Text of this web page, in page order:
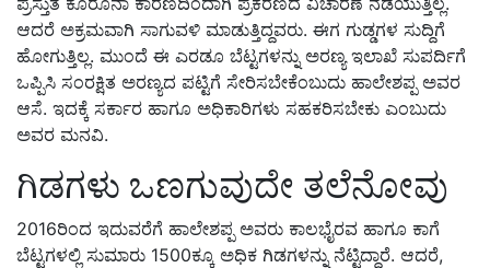
ಆದರೆ ಅಕ್ರಮವಾಗಿ ಸಾಗುವಳಿ ಮಾಡುತ್ತಿದ್ದವರು. ಈಗ ಗುಡ್ಡಗಳ ಸುದ್ದಿಗೆ
ಹೋಗುತ್ತಿಲ್ಲ. ಮುಂದೆ ಈ ಎರಡೂ ಬೆಟ್ಟಗಳನ್ನು ಅರಣ್ಯ ಇಲಾಖೆ ಸುಪರ್ದಿಗೆ
ಒಪ್ಪಿಸಿ ಸಂರಕ್ಷಿತ ಅರಣ್ಯದ ಪಟ್ಟಿಗೆ ಸೇರಿಸಬೇಕೆಂಬುದು ಹಾಲೇಶಪ್ಪ ಅವರ
ಆಸೆ. ಇದಕ್ಕೆ ಸರ್ಕಾರ ಹಾಗೂ ಅಧಿಕಾರಿಗಳು ಸಹಕರಿಸಬೇಕು ಎಂಬುದು
ಅವರ ಮನವಿ.
ಗಿಡಗಳು ಒಣಗುವುದೇ ತಲೆನೋವು
2016ರಿಂದ ಇದುವರೆಗೆ ಹಾಲೇಶಪ್ಪ ಅವರು ಕಾಲಭೈರವ ಹಾಗೂ ಕಾಗೆ
ಬೆಟ್ಟಗಳಲ್ಲಿ ಸುಮಾರು 1500ಕ್ಕೂ ಅಧಿಕ ಗಿಡಗಳನ್ನು ನೆಟ್ಟಿದ್ದಾರೆ. ಆದರೆ,